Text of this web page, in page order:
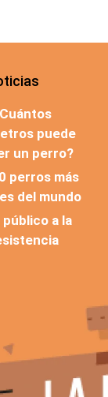
puede
un perro?
perros más
del mundo
público a la